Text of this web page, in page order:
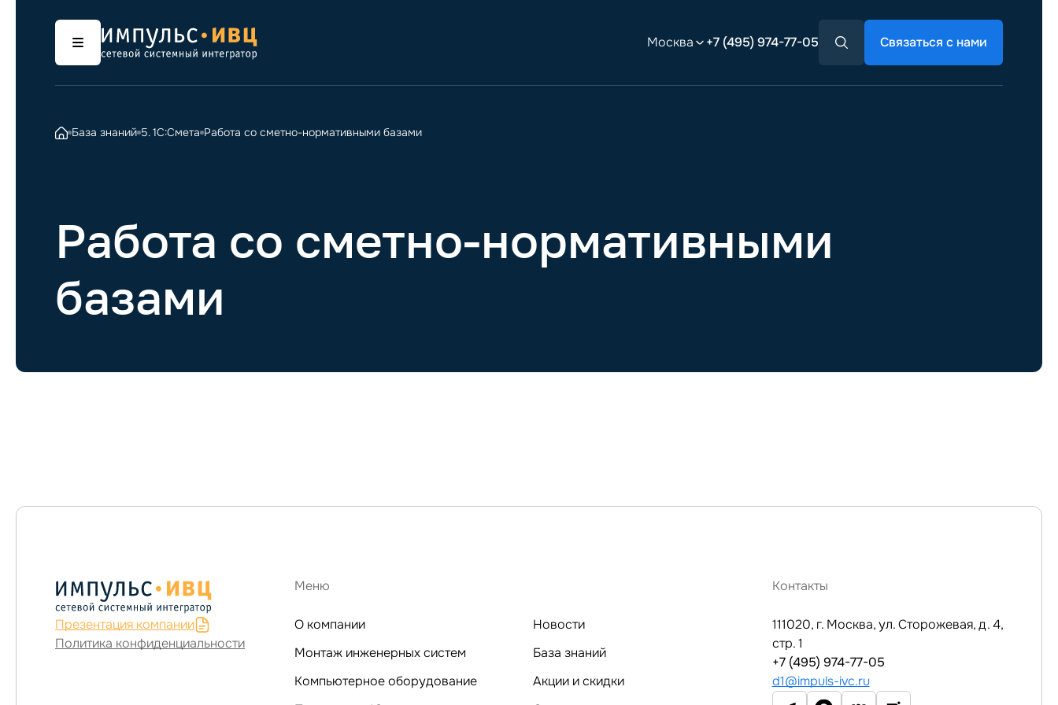
Москва +7 (495) 974-77-05 Связаться с нами
База знаний 5. 1С:Смета Работа со сметно-нормативными базами
Работа со сметно-нормативными
базами
Презентация компании
Политика конфиденциальности
Меню
О компании
Монтаж инженерных систем
Компьютерное оборудование
Новости
База знаний
Акции и скидки
Контакты
111020, г. Москва, ул. Сторожевая, д. 4,
стр. 1
+7 (495) 974-77-05
d1@impuls-ivc.ru